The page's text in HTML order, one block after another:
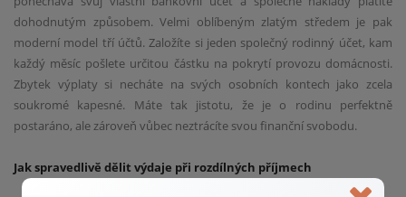
dohodnutým způsobem. Velmi oblíbeným zlatým středem je pak
moderní model tří účtů. Založíte si jeden společný rodinný účet, kam
každý měsíc pošlete určitou částku na pokrytí provozu domácnosti.
Zbytek výplaty si necháte na svých osobních kontech jako zcela
soukromé kapesné. Máte tak jistotu, že je o rodinu perfektně
postaráno, ale zároveň vůbec neztrácíte svou finanční svobodu.
Jak spravedlivě dělit výdaje při rozdílných příjmech